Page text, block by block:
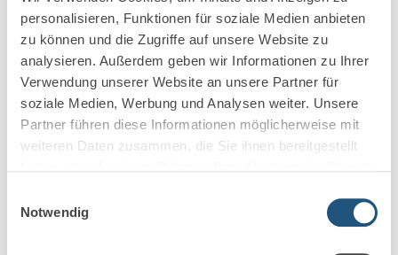
personalisieren, Funktionen für soziale Medien anbieten
zu können und die Zugriffe auf unsere Website zu
analysieren. Außerdem geben wir Informationen zu Ihrer
Verwendung unserer Website an unsere Partner für
soziale Medien, Werbung und Analysen weiter. Unsere
Partner führen diese Informationen möglicherweise mit
weiteren Daten zusammen, die Sie ihnen bereitgestellt
Notwendig
Partnerschaftsgesellschaft…
Mehr erfahren